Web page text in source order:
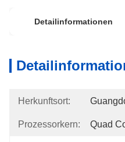
Detailinformationen
Herkunftsort:
Prozessorkern: Quad